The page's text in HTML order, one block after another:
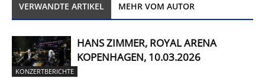
VERWANDTE ARTIKEL MEHR VOM AUTOR
KONZERTBERICHTE
HANS ZIMMER, ROYAL ARENA
KOPENHAGEN, 10.03.2026